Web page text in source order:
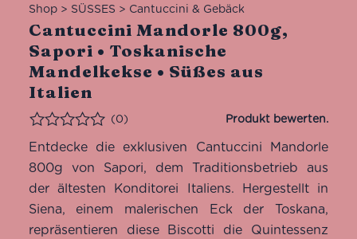
Shop> SÜSSES > Cantuccini & Gebäck
Cantuccini Mandorle 800g,
Sapori • Toskanische
Mandelkekse • Süßes aus
Italien
Bewertet
(0)
Entdecke die exklusiven Cantuccini Mandorle
800g von Sapori, dem Traditionsbetrieb aus
der ältesten Konditorei Italiens. Hergestellt in
Siena, einem malerischen Eck der Toskana,
repräsentieren diese Biscotti die Quintessenz